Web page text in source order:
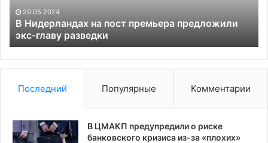
главу
разведки
29.05.2024
В Нидерландах на пост премьера предложили
экс-главу разведки
Последний Популярные Комментарии
В ЦМАКП предупредили о риске
банковского кризиса из-за «плохих»